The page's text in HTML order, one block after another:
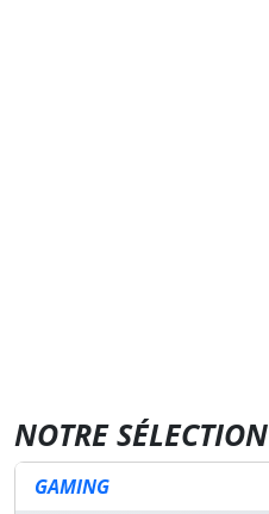
NOTRE SÉLECTION
GAMING